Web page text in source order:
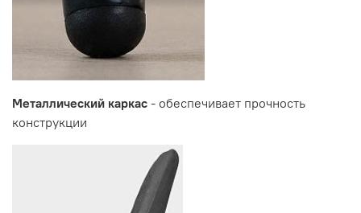
Производитель:
Мебельная фабрика ВИТРА, Торговая марка DaVita
Металлический каркас - обеспечивает прочность
конструкции